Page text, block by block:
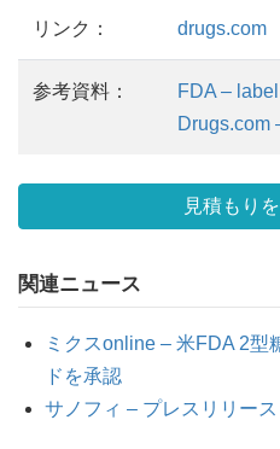
リンク： drugs.com
参考資料：
FDA – label
Drugs.com
見積もり
関連ニュース
ミクスonline – 米FDA 2型
ドを承認
サノフィ – プレスリリース